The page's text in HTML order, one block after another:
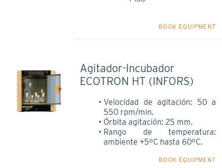
BOOK EQUIPMENT
Agitador-Incubador
ECOTRON HT (INFORS)
Velocidad de agitación: 50 a
550 rpm/min.
Órbita agitación: 25 mm.
Rango de temperatura:
ambiente +5ºC hasta 60ºC.
BOOK EQUIPMENT